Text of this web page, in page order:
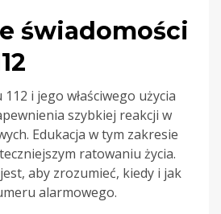
świadomości
i jego właściwego użycia
szybkiej reakcji w
Edukacja w tym zakresie
ratowaniu życia.
aby zrozumieć, kiedy i jak
alarmowego.